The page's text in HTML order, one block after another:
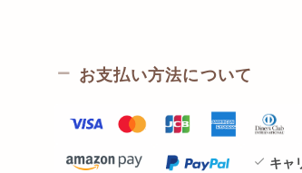
お支払い方法について
キャ